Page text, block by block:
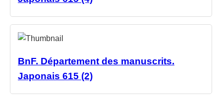
BnF. Département des manuscrits.
Japonais 615 (2)